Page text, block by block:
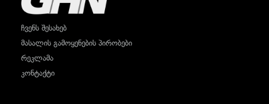
ჩვენს შესახებ
მასალის გამოყენების პირობები
რეკლამა
კონტაქტი